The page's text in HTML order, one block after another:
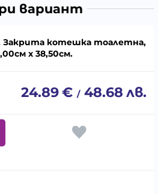
вариант
Закрита котешка тоалетна,
x 38,50cм.
24.89€ / 48.68 лв.